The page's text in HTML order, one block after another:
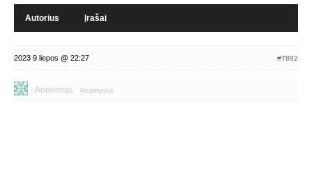
Autorius Įrašai
2023 9 liepos @ 22:27 #7892
Anonimas Neaktyvus